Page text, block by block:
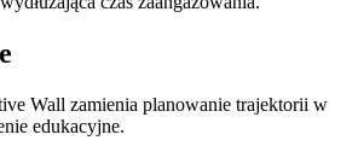
Wall zamienia planowanie trajektorii w
edukacyjne.